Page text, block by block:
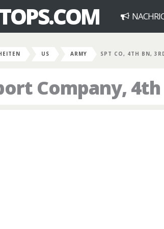
US ARMY SPT CO, 4TH BN,
Company,